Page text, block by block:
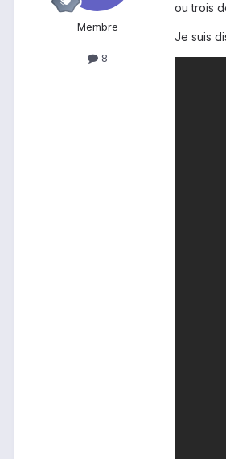
Membre
8
ou trois
Je suis